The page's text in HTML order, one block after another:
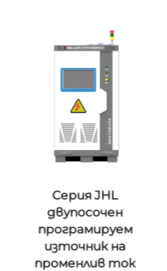
Серия JHL
двупосочен
програмируем
източник на
променлив ток